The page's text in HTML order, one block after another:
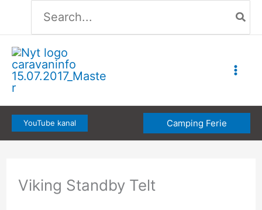
indholdet
efter:
YouTube kanal Camping Ferie
Viking Standby Telt